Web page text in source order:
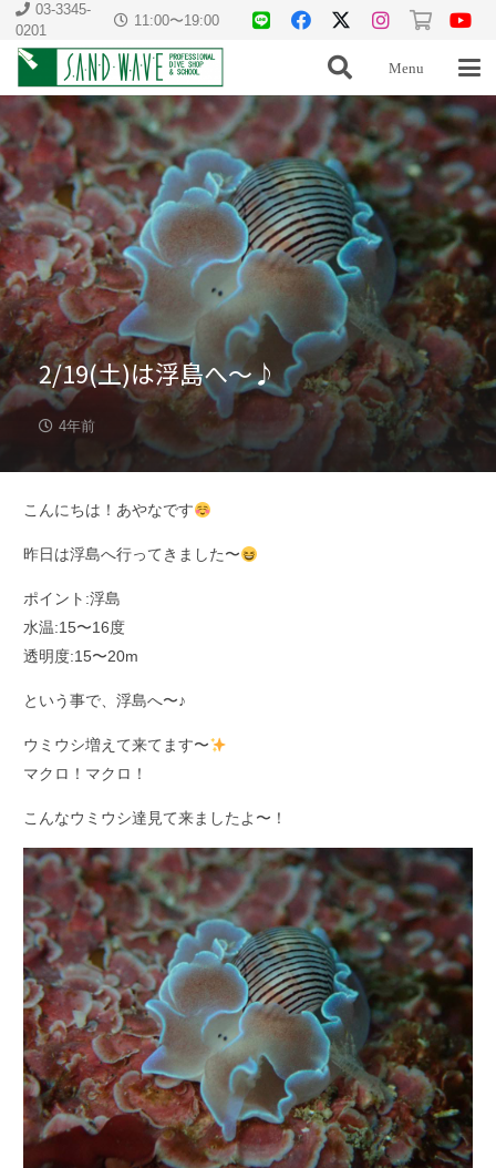
03-3345-
0201
11:00〜19:00
Menu
2/19(土)は浮島へ〜♪
4年前
こんにちは！あやなです
昨日は浮島へ行ってきました〜
ポイント:浮島
水温:15〜16度
透明度:15〜20m
という事で、浮島へ〜♪
ウミウシ増えて来てます〜
マクロ！マクロ！
こんなウミウシ達見て来ましたよ〜！